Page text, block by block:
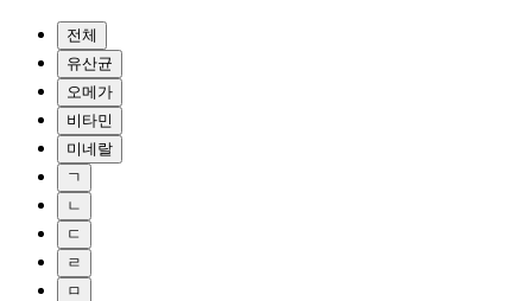
전체
유산균
오메가
비타민
미네랄
ㄱ
ㄴ
ㄷ
ㄹ
ㅁ